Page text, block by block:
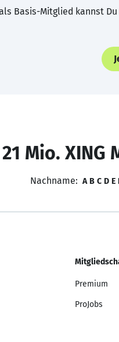
Basis-Mitglied kannst
21 Mio. XING
Nachname: A B C D E
Premium
ProJobs